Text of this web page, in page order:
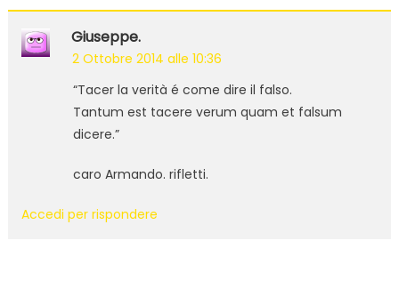
Giuseppe.
2 Ottobre 2014 alle 10:36
“Tacer la verità é come dire il falso.
Tantum est tacere verum quam et falsum
dicere.”
caro Armando. rifletti.
Accedi per rispondere